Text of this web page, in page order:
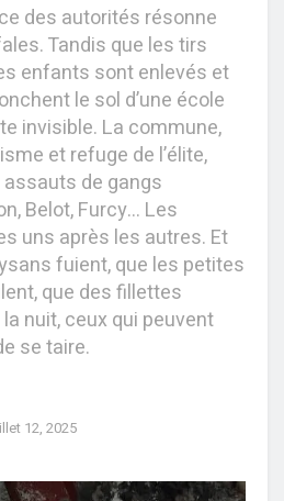
des autorités résonne
Tandis que les tirs
enfants sont enlevés et
le sol d’une école
invisible. La commune,
et refuge de l’élite,
de gangs
Belot, Furcy… Les
uns après les autres. Et
fuient, que les petites
que des fillettes
nuit, ceux qui peuvent
se taire.
12, 2025